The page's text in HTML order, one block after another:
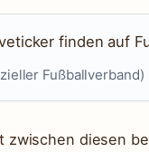
finden auf
Fußballverband)
zwischen diesen